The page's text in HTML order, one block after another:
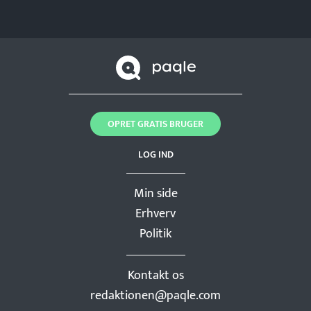
Min side
Erhverv
Politik
Kontakt os
redaktionen@paqle.com
LOG IND
OPRET GRATIS BRUGER